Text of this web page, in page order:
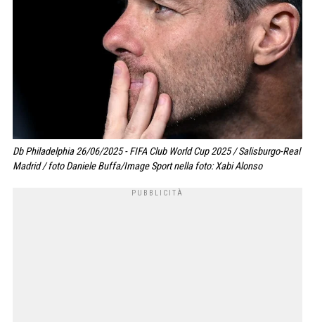
Db Philadelphia 26/06/2025 - FIFA Club World Cup 2025 / Salisburgo-Real
Madrid / foto Daniele Buffa/Image Sport nella foto: Xabi Alonso